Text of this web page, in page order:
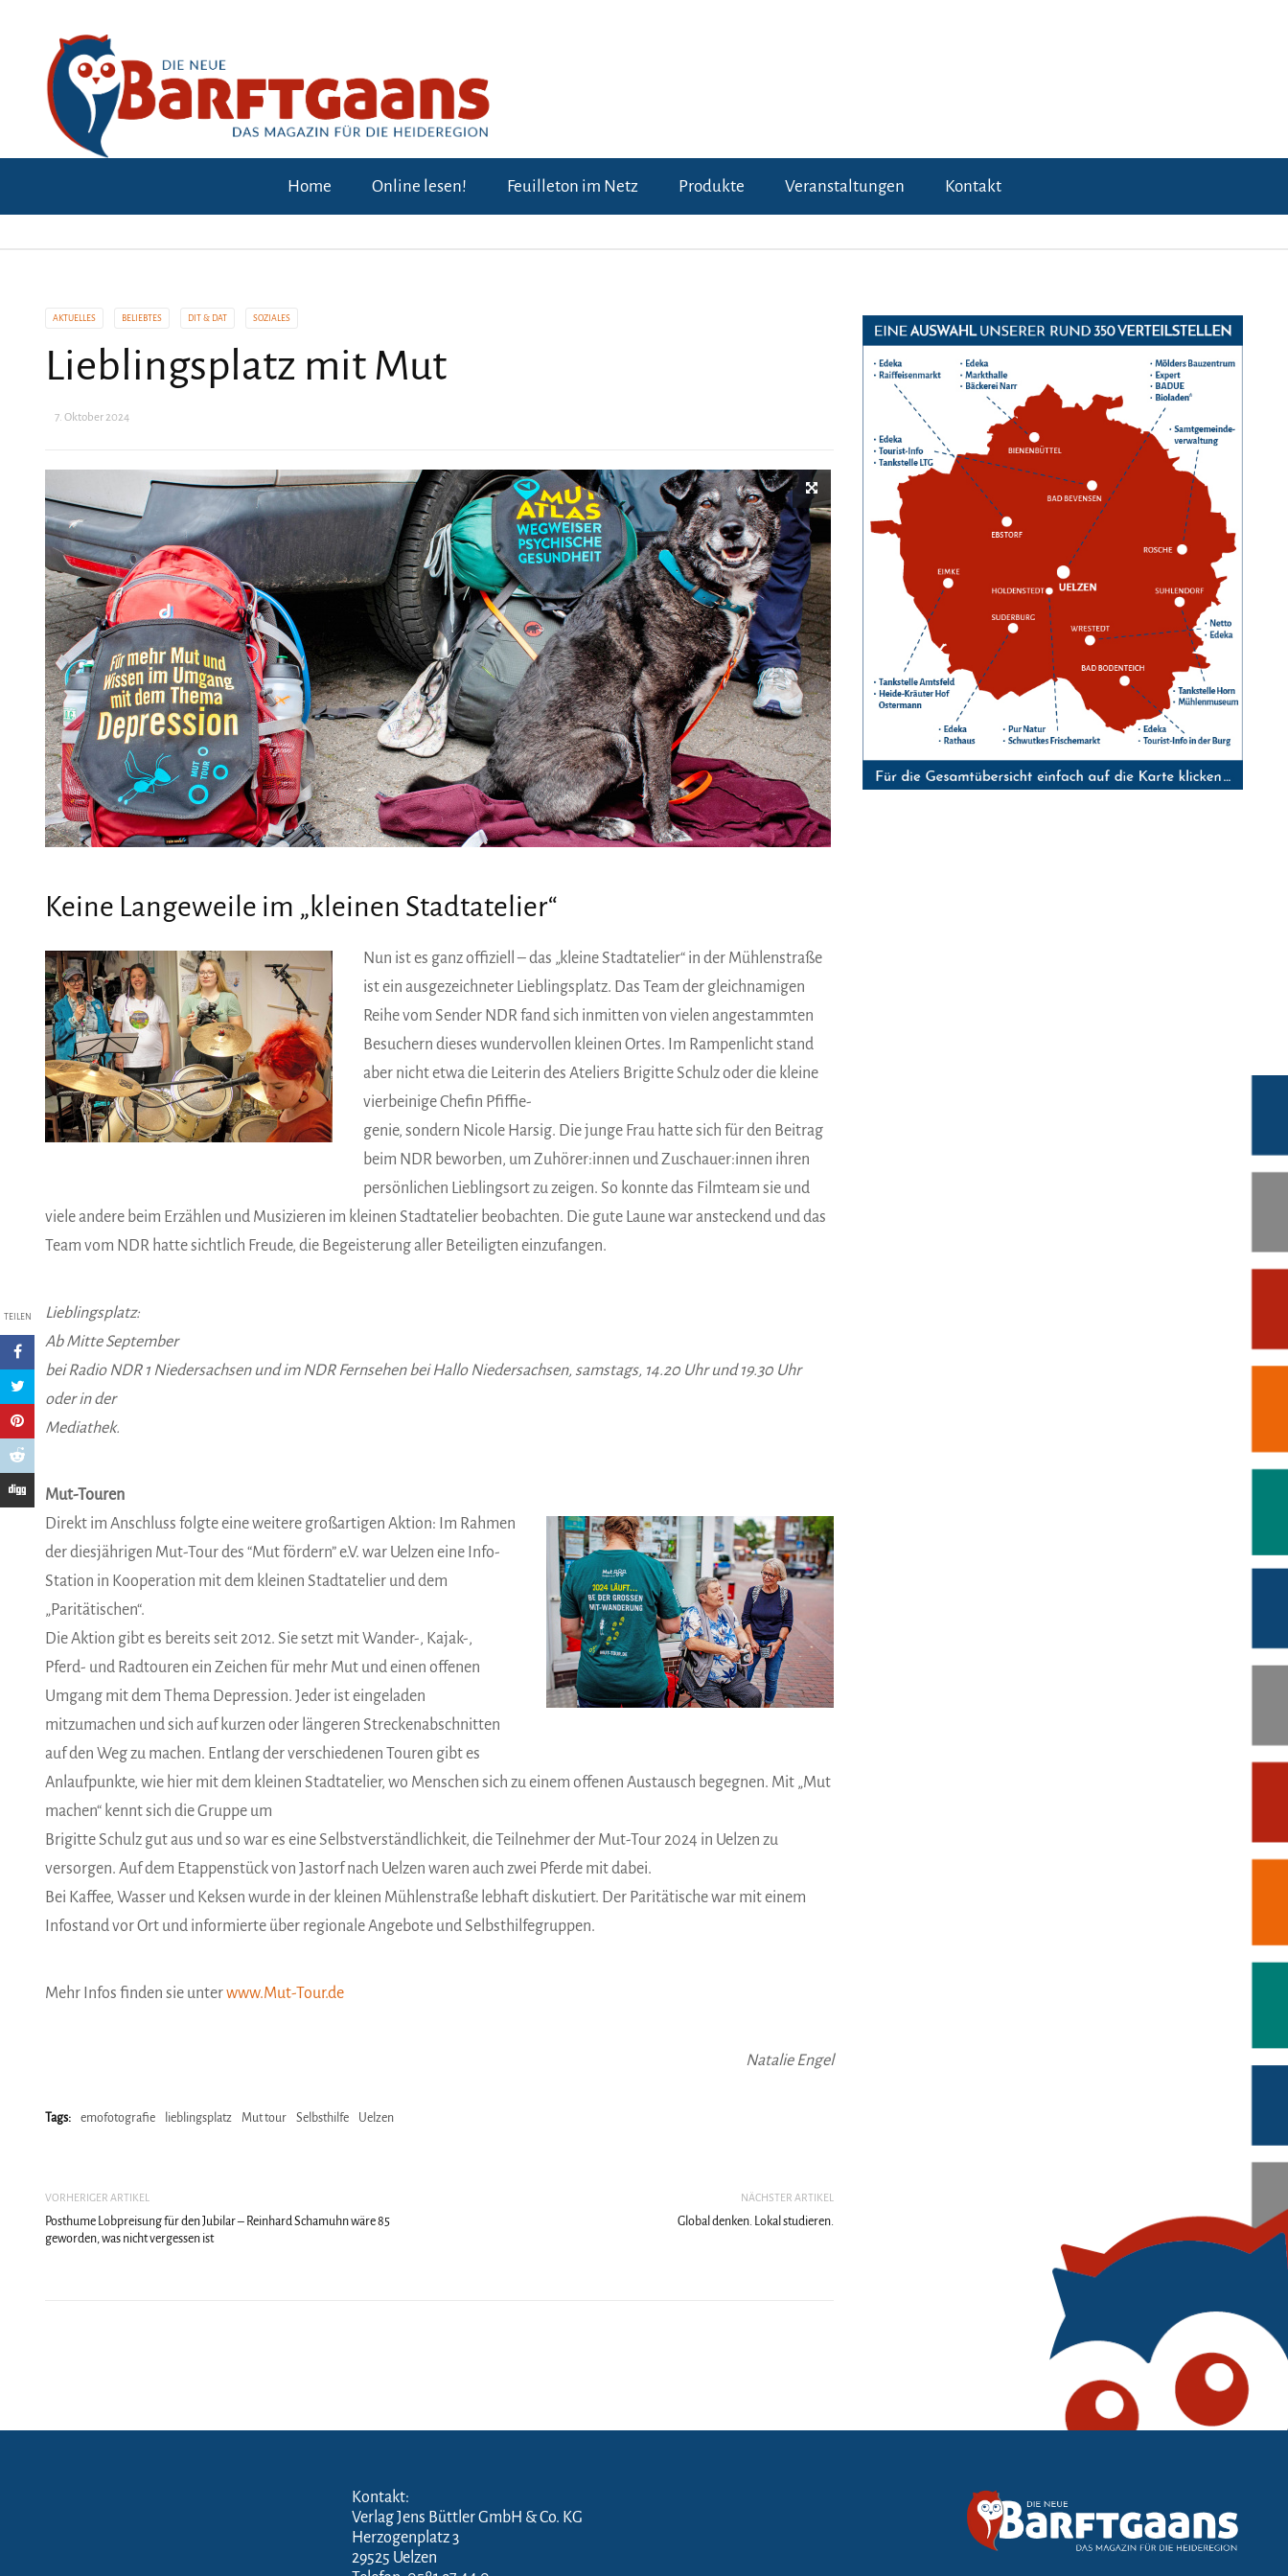
Home Online lesen! Feuilleton im Netz Produkte Veranstaltungen Kontakt
AKTUELLES BELIEBTES DIT & DAT SOZIALES
Lieblingsplatz mit Mut
7. Oktober 2024
TEILEN
Keine Langeweile im „kleinen Stadtatelier“
Nun ist es ganz offiziell – das „kleine Stadtatelier“ in der Mühlenstraße
ist ein ausgezeichneter Lieblingsplatz. Das Team der gleichnamigen
Reihe vom Sender NDR fand sich inmitten von vielen angestammten
Besuchern dieses wundervollen kleinen Ortes. Im Rampenlicht stand
aber nicht etwa die Leiterin des Ateliers Brigitte Schulz oder die kleine
vierbeinige Chefin Pfiffie-
genie, sondern Nicole Harsig. Die junge Frau hatte sich für den Beitrag
beim NDR beworben, um Zuhörer:innen und Zuschauer:innen ihren
persönlichen Lieblingsort zu zeigen. So konnte das Filmteam sie und
viele andere beim Erzählen und Musizieren im kleinen Stadtatelier beobachten. Die gute Laune war ansteckend und das
Team vom NDR hatte sichtlich Freude, die Begeisterung aller Beteiligten einzufangen.
Lieblingsplatz:
Ab Mitte September
bei Radio NDR 1 Niedersachsen und im NDR Fernsehen bei Hallo Niedersachsen, samstags, 14.20 Uhr und 19.30 Uhr
oder in der
Mediathek.
Mut-Touren
Direkt im Anschluss folgte eine weitere großartigen Aktion: Im Rahmen
der diesjährigen Mut-Tour des “Mut fördern” e.V. war Uelzen eine Info-
Station in Kooperation mit dem kleinen Stadtatelier und dem
„Paritätischen“.
Die Aktion gibt es bereits seit 2012. Sie setzt mit Wander-, Kajak-,
Pferd- und Radtouren ein Zeichen für mehr Mut und einen offenen
Umgang mit dem Thema Depression. Jeder ist eingeladen
mitzumachen und sich auf kurzen oder längeren Streckenabschnitten
auf den Weg zu machen. Entlang der verschiedenen Touren gibt es
Anlaufpunkte, wie hier mit dem kleinen Stadtatelier, wo Menschen sich zu einem offenen Austausch begegnen. Mit „Mut
machen“ kennt sich die Gruppe um
Brigitte Schulz gut aus und so war es eine Selbstverständlichkeit, die Teilnehmer der Mut-Tour 2024 in Uelzen zu
versorgen. Auf dem Etappenstück von Jastorf nach Uelzen waren auch zwei Pferde mit dabei.
Bei Kaffee, Wasser und Keksen wurde in der kleinen Mühlenstraße lebhaft diskutiert. Der Paritätische war mit einem
Infostand vor Ort und informierte über regionale Angebote und Selbsthilfegruppen.
Mehr Infos finden sie unterwww.Mut-Tour.de
Natalie Engel
Tags: emofotografie lieblingsplatz Mut tour Selbsthilfe Uelzen
VORHERIGER ARTIKEL
Posthume Lobpreisung für den Jubilar – Reinhard Schamuhn wäre 85
geworden, was nicht vergessen ist
NÄCHSTER ARTIKEL
Global denken. Lokal studieren.
Kontakt:
Verlag Jens Büttler GmbH & Co. KG
Herzogenplatz 3
29525 Uelzen